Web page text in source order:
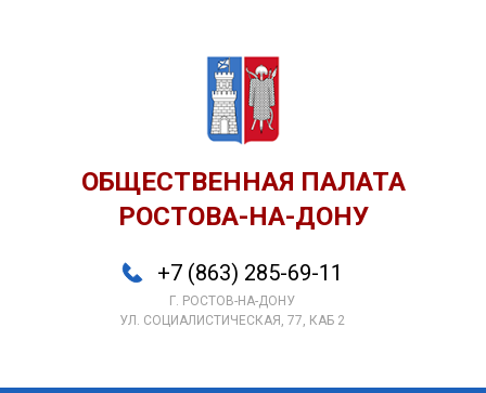
ОБЩЕСТВЕННАЯ ПАЛАТА
РОСТОВА-НА-ДОНУ
+7 (863) 285-69-11
Г. РОСТОВ-НА-ДОНУ
УЛ. СОЦИАЛИСТИЧЕСКАЯ, 77, КАБ 2